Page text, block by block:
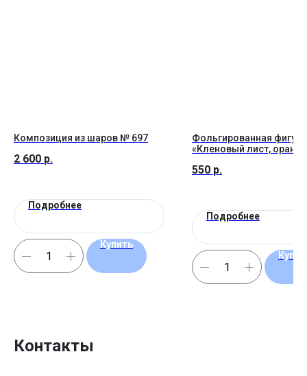
Композиция из шаров № 697
2 600 р.
Подробнее
Купить
Фольгированная фигура
«Кленовый лист,
550 р.
Подробнее
Контакты